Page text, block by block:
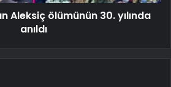
Aleksiç ölümünün 30. yılında
anıldı